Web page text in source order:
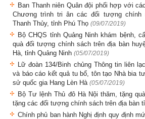
Ban Thanh niên Quân đội phối hợp với
Chương trình tri ân các đối tượng chính
Thanh Thủy, tỉnh Phú Thọ (09/07/2019)
Bộ CHQS tỉnh Quảng Ninh khám bệnh,
quà đối tượng chính sách trên địa bàn
Hà, tỉnh Quảng Ninh (05/07/2019)
Lữ đoàn 134/Binh chủng Thông tin liên
và báo cáo kết quả tu bổ, tôn tạo Nhà bia
sử quốc gia Hang Lèn Hà (05/07/2019)
Bộ Tư lệnh Thủ đô Hà Nội thăm, tặng
tặng các đối tượng chính sách trên địa bàn
Chính phủ ban hành Nghị định quy định